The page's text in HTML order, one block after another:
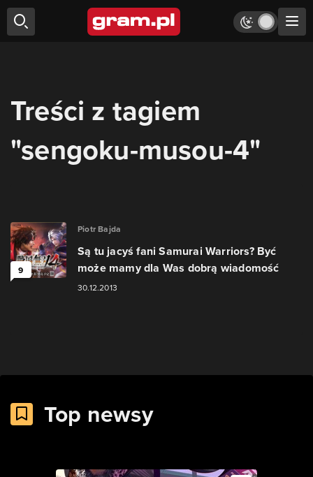
Treści z tagiem
"sengoku-musou-4"
9
Piotr Bajda
Są tu jacyś fani Samurai Warriors? Być
może mamy dla Was dobrą wiadomość
30.12.2013
Top newsy